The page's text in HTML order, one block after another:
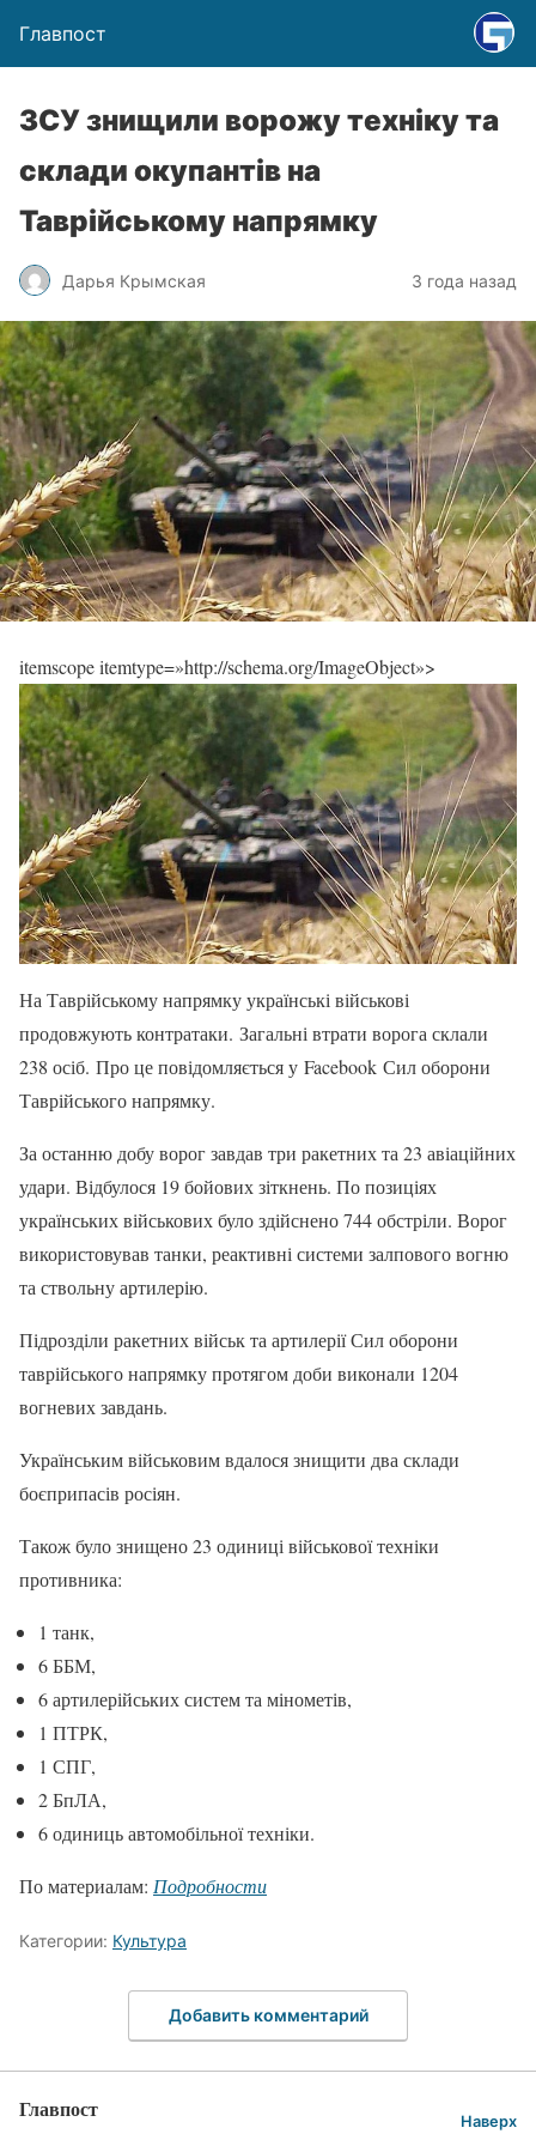
Главпост
ЗСУ знищили ворожу техніку та
склади окупантів на
Таврійському напрямку
Дарья Крымская 3 года назад
itemscope itemtype=»http://schema.org/ImageObject»>
На Таврійському напрямку українські військові
продовжують контратаки. Загальні втрати ворога склали
238 осіб. Про це повідомляється у Facebook Сил оборони
Таврійського напрямку.
За останню добу ворог завдав три ракетних та 23 авіаційних
удари. Відбулося 19 бойових зіткнень. По позиціях
українських військових було здійснено 744 обстріли. Ворог
використовував танки, реактивні системи залпового вогню
та ствольну артилерію.
Підрозділи ракетних військ та артилерії Сил оборони
таврійського напрямку протягом доби виконали 1204
вогневих завдань.
Українським військовим вдалося знищити два склади
боєприпасів росіян.
Також було знищено 23 одиниці військової техніки
противника:
1 танк,
6 ББМ,
6 артилерійських систем та мінометів,
1 ПТРК,
1 СПГ,
2 БпЛА,
6 одиниць автомобільної техніки.
По материалам: Подробности
Категории: Культура
Добавить комментарий
Главпост Наверх